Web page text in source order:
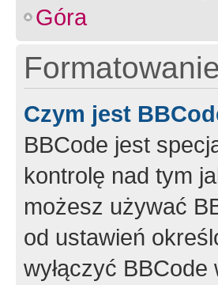
Góra
Czym jest
BBCode jest
kontrolę nad tym
możesz używać
od ustawień
wyłączyć